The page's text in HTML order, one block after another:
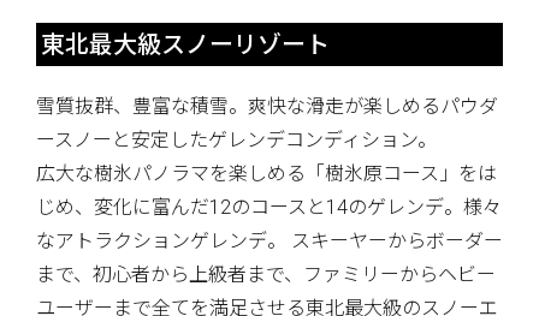
東北最大級スノーリゾート
雪質抜群、豊富な積雪。爽快な滑走が楽しめるパウダ
ースノーと安定したゲレンデコンディション。
広大な樹氷パノラマを楽しめる「樹氷原コース」をは
じめ、変化に富んだ12のコースと14のゲレンデ。様々
なアトラクションゲレンデ。 スキーヤーからボーダー
まで、初心者から上級者まで、ファミリーからヘビー
ユーザーまで全てを満足させる東北最大級のスノーエ